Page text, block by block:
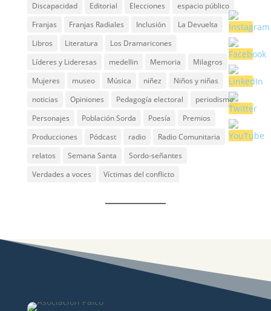
Discapacidad
Editorial Elecciones
espacio público
Franjas
Franjas Radiales Inclusión
La Devuelta
Libros
Literatura
Los Dramaricones
Líderes y Lideresas
medellin Memoria
Milagros
Mujeres
museo Música niñez
Niños y niñas
noticias
Opiniones Pedagogía electoral
periodismo
Personajes
Población Sorda Poesía
Premios
Producciones
Pódcast radio
Radio Comunitaria
relatos
Semana Santa
Sordo-señantes
Verdades a voces
Víctimas del conflicto